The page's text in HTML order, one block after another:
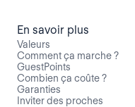
En savoir plus
Valeurs
Comment ça marche ?
GuestPoints
Combien ça coûte ?
Garanties
Inviter des proches